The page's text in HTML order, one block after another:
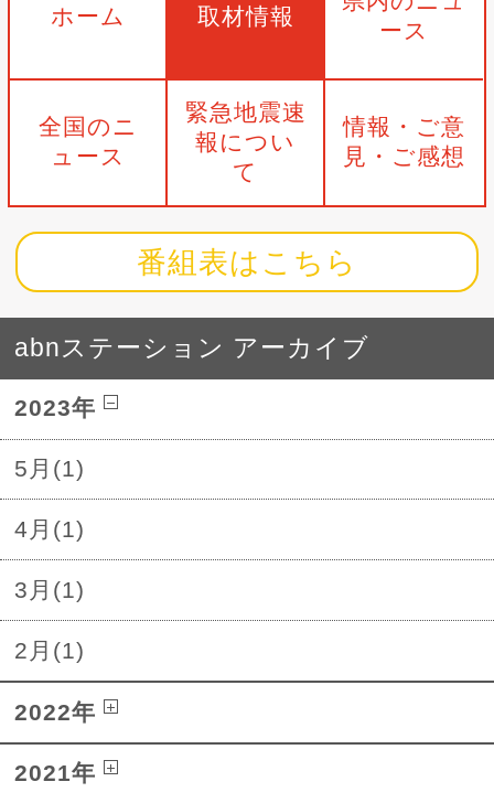
ホーム 取材情報
ース
全国のニ
ュース
緊急地震速
報につい
て
情報・ご意
見・ご感想
番組表はこちら
abnステーション アーカイブ
2023年
5月(1)
4月(1)
3月(1)
2月(1)
2022年
2021年